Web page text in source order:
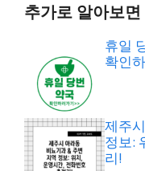
추가로 알아보
휴일
확인
제주
정보:
리!